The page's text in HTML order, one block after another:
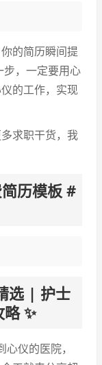
你的简历瞬间提
，一定要用心
的工作，实现
求职干货，我
历模板 #
选 | 护士
✨
仪的医院，